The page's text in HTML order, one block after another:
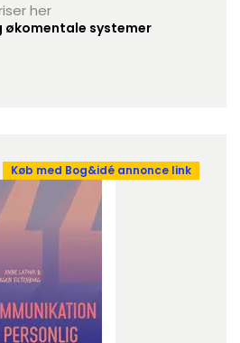
her
økomentale systemer
Køb med Bog&idé annonce link